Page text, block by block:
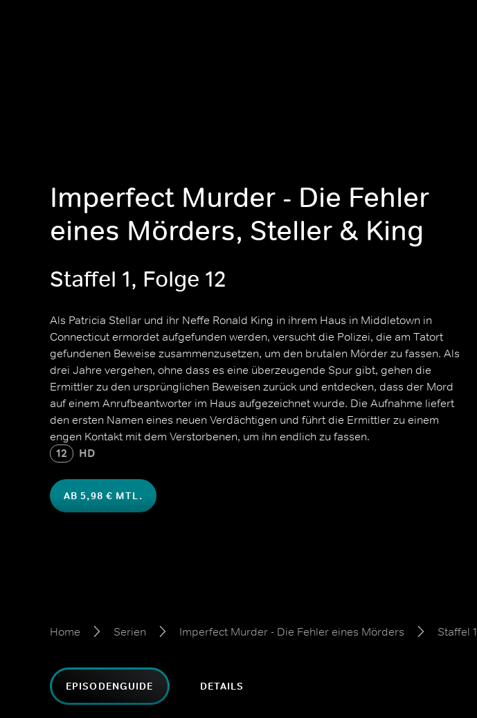
Imperfect Murder - Die Fehler
eines Mörders, Steller & King
Staffel 1, Folge 12
Als Patricia Stellar und ihr Neffe Ronald King in ihrem Haus in Middletown in
Connecticut ermordet aufgefunden werden, versucht die Polizei, die am Tatort
gefundenen Beweise zusammenzusetzen, um den brutalen Mörder zu fassen. Als
drei Jahre vergehen, ohne dass es eine überzeugende Spur gibt, gehen die
Ermittler zu den ursprünglichen Beweisen zurück und entdecken, dass der Mord
auf einem Anrufbeantworter im Haus aufgezeichnet wurde. Die Aufnahme liefert
den ersten Namen eines neuen Verdächtigen und führt die Ermittler zu einem
engen Kontakt mit dem Verstorbenen, um ihn endlich zu fassen.
12 HD
AB 5,98 € MTL.
Home Serien Imperfect Murder - Die Fehler eines Mörders Staffel 1
EPISODENGUIDE DETAILS